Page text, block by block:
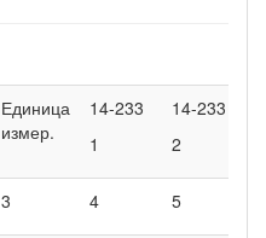
Единица
измер.
14-233
1
14-233
2
3 4 5